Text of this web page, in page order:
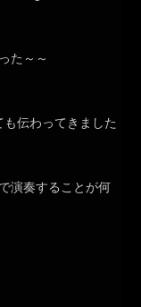
た～～
も伝わってきました
演奏することが何